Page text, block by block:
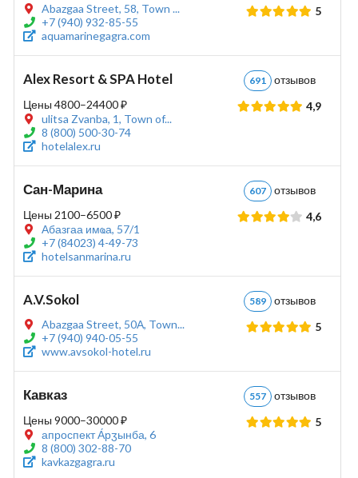
Abazgaa Street, 58, Town ...
+7 (940) 932-85-55
aquamarinegagra.com
5
Alex Resort & SPA Hotel 691 отзывов
Цены 4800–24400 ₽
ulitsa Zvanba, 1, Town of...
8 (800) 500-30-74
hotelalex.ru
4,9
Сан-Марина 607 отзывов
Цены 2100–6500 ₽
Абазгаа имҩа, 57/1
+7 (84023) 4-49-73
hotelsanmarina.ru
4,6
A.V.Sokol 589 отзывов
Abazgaa Street, 50А, Town...
+7 (940) 940-05-55
www.avsokol-hotel.ru
5
Кавказ 557 отзывов
Цены 9000–30000 ₽
апроспект А́рӡынба, 6
8 (800) 302-88-70
kavkazgagra.ru
5